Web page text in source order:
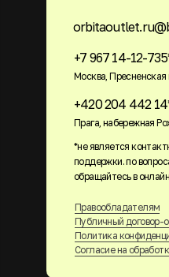
+7 967 14-12-
Москва,
+420 204 442
Прага, набережная
Правообладателям
Публичный договор-
Политика
Согласие на
*не является
поддержки. по
обращайтесь в